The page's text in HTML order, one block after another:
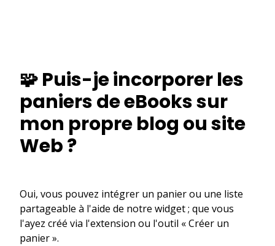
🧩 Puis-je incorporer les
paniers de eBooks sur
mon propre blog ou site
Web ?
Oui, vous pouvez intégrer un panier ou une liste
partageable à l'aide de notre widget ; que vous
l'ayez créé via l'extension ou l'outil « Créer un
panier ».